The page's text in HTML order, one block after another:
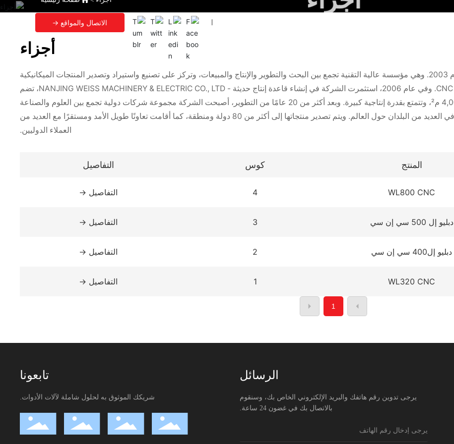
الاتصال والمواقع →
أجزاء
تأسست شركة WEISS MACHINERY CO., LTD. في عام 2003. وهي مؤسسة عالية التقنية تجمع بين البحث والتطوير والإنتاج والمبيعات، وتركز على تصنيع واستيراد وتصدير المنتجات الميكانيكية
والكهربائية مثل آلات الحفر والطحن والمخارط وأدوات الآلات CNC. وفي عام 2006، استثمرت الشركة في إنشاء قاعدة إنتاج حديثة - NANJING WEISS MACHINERY & ELECTRIC CO., LTD، تضم
مباني مصنع بمساحة 17,000 م² ومكاتب بمساحة 4,000 م²، وتتمتع بقدرة إنتاجية كبيرة. وبعد أكثر من 20 عامًا من التطوير، أصبحت الشركة مجموعة شركات دولية تجمع بين العلوم والصناعة
والتجارة. علامة "WEISS" التجارية الخاصة بها مسجلة في العديد من البلدان حول العالم. ويتم تصدير منتجاتها إلى أكثر من 80 دولة ومنطقة، كما أقامت تعاونًا طويل الأمد ومستقرًا مع العديد من
العملاء الدوليين.
المنتج كوس التفاصيل
WL800 CNC
4 التفاصيل →
دبليو إل 500 سي إن سي 3 التفاصيل →
دبليو إل400 سي إن سي 2 التفاصيل →
WL320 CNC
1 التفاصيل →
1
الرسائل
يرجى تدوين رقم هاتفك والبريد الإلكتروني الخاص بك، وسنقوم
بالاتصال بك في غضون 24 ساعة.
تابعونا
شريكك الموثوق به لحلول شاملة لآلات الأدوات.